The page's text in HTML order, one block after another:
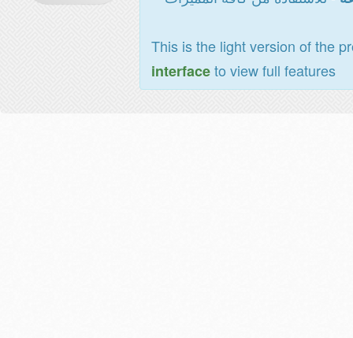
This is the light version of the
interfaceto view full features